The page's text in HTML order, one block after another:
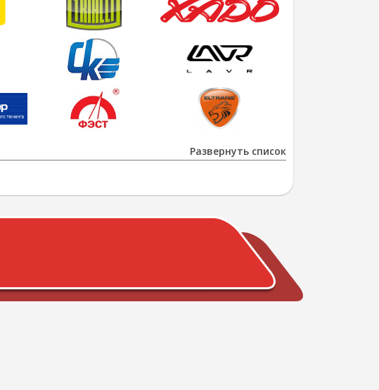
Развернуть список